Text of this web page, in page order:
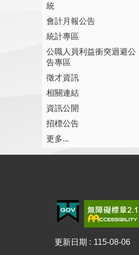
統
會計月報公告
統計專區
公職人員利益衝突迴避公
告專區
徵才資訊
相關連結
資訊公開
招標公告
更多...
更新日期 115-08-06